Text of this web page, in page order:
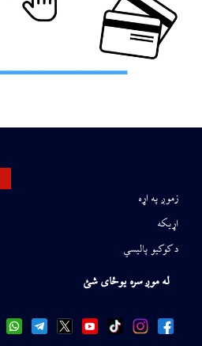
زموږ په اړه
اړیکه
د کوکیو پالیسي
له موږ سره یوځای شئ